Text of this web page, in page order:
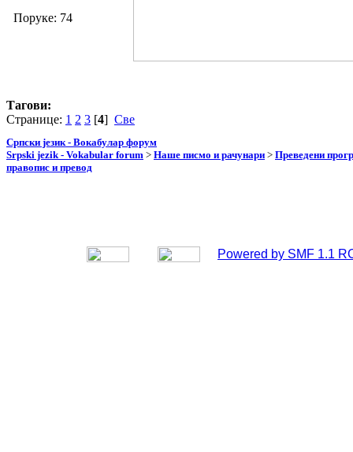
Поруке: 74
Тагови:
Странице: 1 2 3 [4] Све
Српски језик - Вокабулар форум
Srpski jezik - Vokabular forum > Наше писмо и рачунари > Преведени
правопис и превод
Powered by SMF 1.1